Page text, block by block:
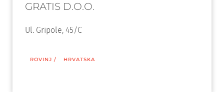
GRATIS D.O.O.
Ul. Gripole, 45/C
ROVINJ / HRVATSKA